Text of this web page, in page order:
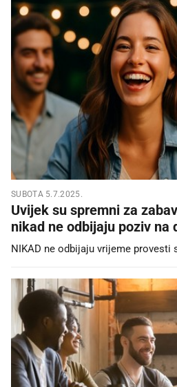
SUBOTA 5.7.2025.
Uvijek su spremni za
nikad ne odbijaju poziv na
NIKAD ne odbijaju vrijeme provesti